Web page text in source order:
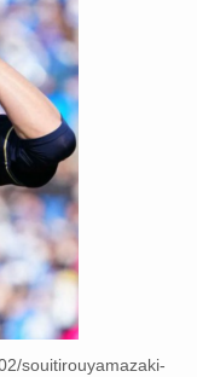
souitirouyamazaki-